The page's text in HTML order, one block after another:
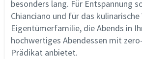
besonders lang. Für Entspannung
Chianciano und für das
Eigentümerfamilie, die Abends in
hochwertiges Abendessen mit
Prädikat anbietet.